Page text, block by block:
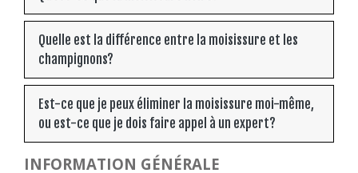
Quelle est la différence entre la moisissure et les
champignons?
Est-ce que je peux éliminer la moisissure moi-même,
ou est-ce que je dois faire appel à un expert?
INFORMATION GÉNÉRALE